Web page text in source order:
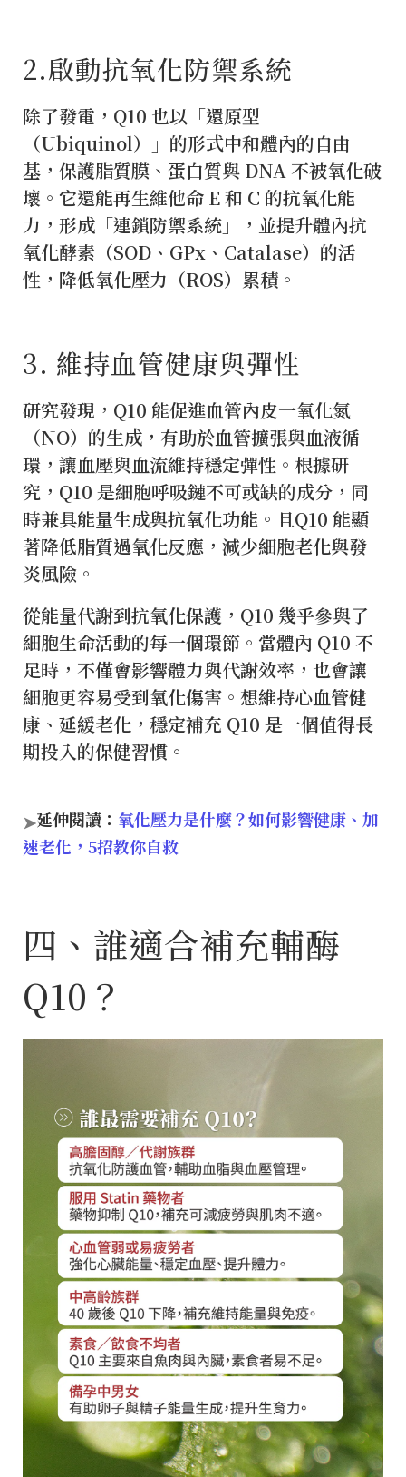
2️.啟動抗氧化防禦系統
除了發電，Q10 也以「還原型
（Ubiquinol）」的形式中和體內的自由
基，保護脂質膜、蛋白質與 DNA 不被氧化破
壞。它還能再生維他命 E 和 C 的抗氧化能
力，形成「連鎖防禦系統」，並提升體內抗
氧化酵素（SOD、GPx、Catalase）的活
性，降低氧化壓力（ROS）累積。
3️. 維持血管健康與彈性
研究發現，Q10 能促進血管內皮一氧化氮
（NO）的生成，有助於血管擴張與血液循
環，讓血壓與血流維持穩定彈性。根據研
究，Q10 是細胞呼吸鏈不可或缺的成分，同
時兼具能量生成與抗氧化功能。且Q10 能顯
著降低脂質過氧化反應，減少細胞老化與發
炎風險。
從能量代謝到抗氧化保護，Q10 幾乎參與了
細胞生命活動的每一個環節。當體內 Q10 不
足時，不僅會影響體力與代謝效率，也會讓
細胞更容易受到氧化傷害。想維持心血管健
康、延緩老化，穩定補充 Q10 是一個值得長
期投入的保健習慣。
➤延伸閱讀： 氧化壓力是什麼？如何影響健康、加
速老化，5招教你自救
四、誰適合補充輔酶
Q10？